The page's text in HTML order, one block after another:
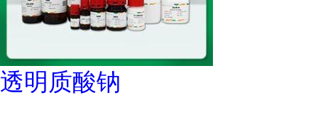
透明质酸钠